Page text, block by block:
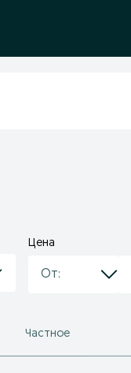
Цена
Частное